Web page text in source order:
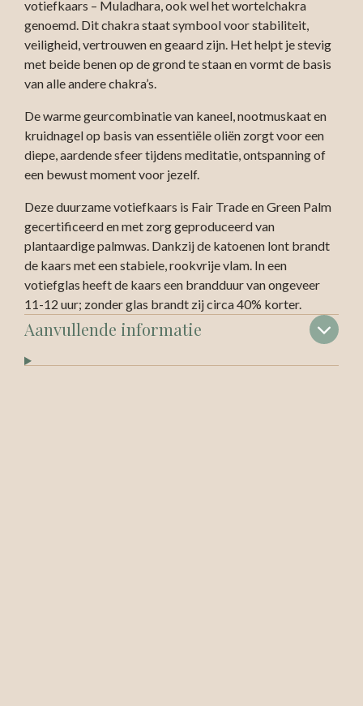
votiefkaars – Muladhara, ook wel het wortelchakra
genoemd. Dit chakra staat symbool voor stabiliteit,
veiligheid, vertrouwen en geaard zijn. Het helpt je stevig
met beide benen op de grond te staan en vormt de basis
van alle andere chakra’s.
De warme geurcombinatie van kaneel, nootmuskaat en
kruidnagel op basis van essentiële oliën zorgt voor een
diepe, aardende sfeer tijdens meditatie, ontspanning of
een bewust moment voor jezelf.
Deze duurzame votiefkaars is Fair Trade en Green Palm
gecertificeerd en met zorg geproduceerd van
plantaardige palmwas. Dankzij de katoenen lont brandt
de kaars met een stabiele, rookvrije vlam. In een
votiefglas heeft de kaars een brandduur van ongeveer
11-12 uur; zonder glas brandt zij circa 40% korter.
Aanvullende informatie